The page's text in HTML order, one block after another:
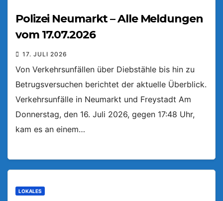
Polizei Neumarkt – Alle Meldungen
vom 17.07.2026
17. JULI 2026
Von Verkehrsunfällen über Diebstähle bis hin zu
Betrugsversuchen berichtet der aktuelle Überblick.
Verkehrsunfälle in Neumarkt und Freystadt Am
Donnerstag, den 16. Juli 2026, gegen 17:48 Uhr,
kam es an einem…
LOKALES